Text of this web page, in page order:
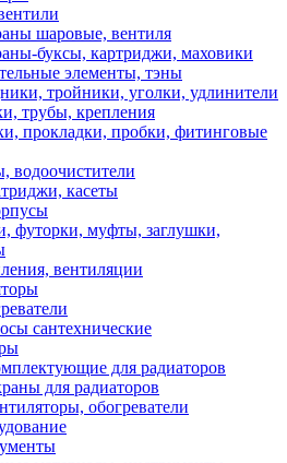
шаровые, вентиля
буксы, картриджи, маховики
элементы, тэны
тройники, уголки, удлинители
трубы, крепления
прокладки, пробки, фитинговые
водоочистители
касеты
футорки, муфты, заглушки,
вентиляции
сантехнические
для радиаторов
для радиаторов
обогреватели